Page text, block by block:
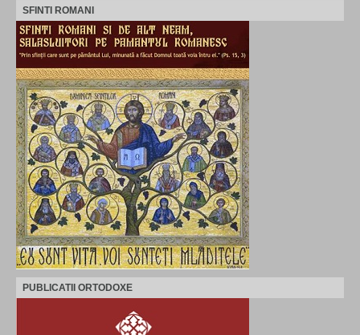
SFINTI ROMANI
PUBLICATII ORTODOXE